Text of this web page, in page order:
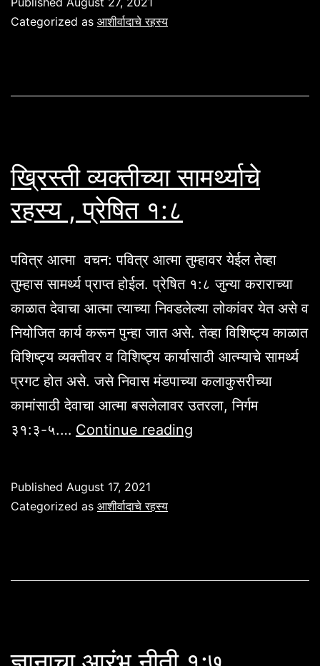
आहे
Categorized as आशीर्वादाचे रहस्य
ख्रिस्ती व्यक्तीच्या सामर्थ्याचे
रहस्य , प्रेषित १:८
पवित्र आत्मा वचन: पवित्र आत्मा तुम्हावर येईल तेव्हा
तुम्हास सामर्थ्य प्राप्त होईल. प्रेषित १:८ जुन्या कराराच्या
काळात देवाचा आत्मा त्याच्या निवडलेल्या लोकांवर येत असे व
नियोजित कार्य करून पुन्हा जात असे. तेव्हा विशिष्ट्य काळात
विशिष्ट्य व्यक्तीवर व विशिष्ट्य कार्यासाठी आत्म्याचे सामर्थ्य
प्रगट होत असे. जसे निवास मंडपाच्या कलाकुसरीच्या
कामांसाठी देवाचा आत्मा बसलेलावर उतरला, निर्गम
३१:३-५.… Continue reading
Published August 17, 2021
Categorized as आशीर्वादाचे रहस्य